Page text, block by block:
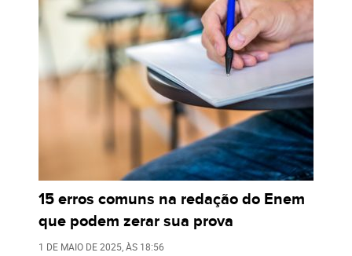
15 erros comuns na redação do Enem
que podem zerar sua prova
1 DE MAIO DE 2025 , ÀS 18:56